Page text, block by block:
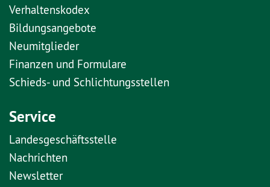
Verhaltenskodex
Bildungsangebote
Neumitglieder
Finanzen und Formulare
Schieds- und Schlichtungsstellen
Service
Landesgeschäftsstelle
Nachrichten
Newsletter